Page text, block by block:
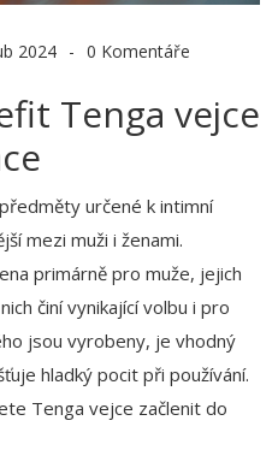
2024 0 Komentáře
Tenga vejce
určené k intimní
mezi muži i ženami.
primárně pro muže, jejich
činí vynikající volbu i pro
jsou vyrobeny, je vhodný
hladký pocit při používání.
Tenga vejce začlenit do